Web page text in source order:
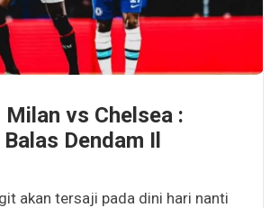
Milan vs Chelsea :
Dendam Il
akan tersaji pada dini hari nanti